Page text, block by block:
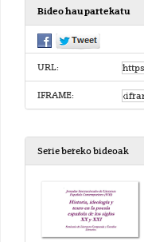
Bideo hau partekatu
URL:
IFRAME:
Serie bereko bideoak